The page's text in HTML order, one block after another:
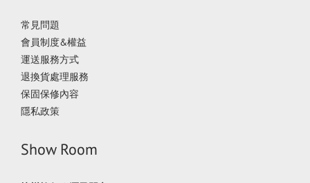
常見問題
會員制度&權益
運送服務方式
退換貨處理服務
保固保修內容
隱私政策
Show Room